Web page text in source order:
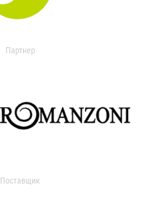
Партнер
Поставщик